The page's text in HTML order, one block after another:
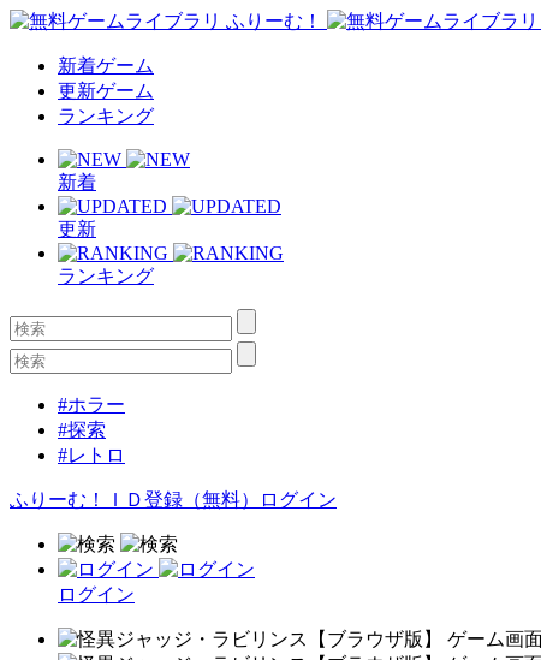
新着ゲーム
更新ゲーム
ランキング
新着
更新
ランキング
#ホラー
#探索
#レトロ
ふりーむ！ＩＤ登録（無料） ログイン
ログイン